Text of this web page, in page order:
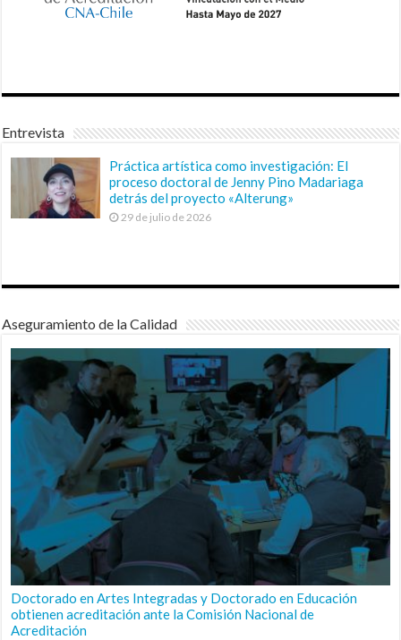
Entrevista
Práctica artística como investigación: El
proceso doctoral de Jenny Pino Madariaga
detrás del proyecto «Alterung»
29 de julio de 2026
Aseguramiento de la Calidad
Doctorado en Artes Integradas y Doctorado en Educación
obtienen acreditación ante la Comisión Nacional de
Acreditación